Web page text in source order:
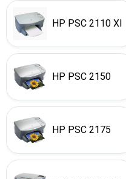
HP PSC 2110 XI
HP PSC 2150
HP PSC 2175